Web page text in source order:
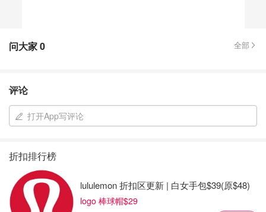
问大家0 全部
评论
打开App写评论
折扣排行榜
lululemon 折扣区更新 | 白女手包$39(原$48)
logo 棒球帽$29